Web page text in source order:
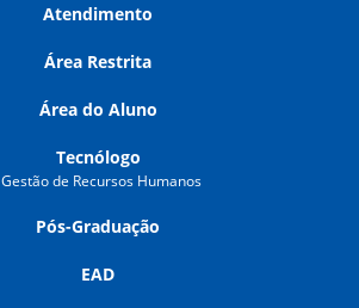
Atendimento
Área Restrita
Área do Aluno
Tecnólogo
Gestão de Recursos Humanos
Pós-Graduação
EAD